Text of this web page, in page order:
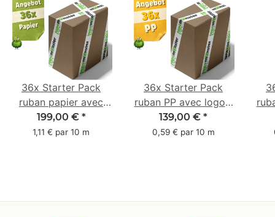
36x Starter Pack
ruban papier avec
logo - 1 couleur - 50
mm x 50 m -
199,00 € *
1,11 € par 10 m
36x Starter Pack
ruban PP avec logo -
1 couleur - 48 mm x
66 m
139,00 € *
0,59 € par 10 m